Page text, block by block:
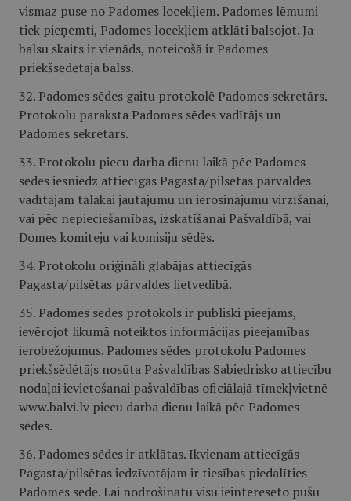
vismaz puse no Padomes locekļiem. Padomes lēmumi
tiek pieņemti, Padomes locekļiem atklāti balsojot. Ja
balsu skaits ir vienāds, noteicošā ir Padomes
priekšsēdētāja balss.
32. Padomes sēdes gaitu protokolē Padomes sekretārs.
Protokolu paraksta Padomes sēdes vadītājs un
Padomes sekretārs.
33. Protokolu piecu darba dienu laikā pēc Padomes
sēdes iesniedz attiecīgās Pagasta/pilsētas pārvaldes
vadītājam tālākai jautājumu un ierosinājumu virzīšanai,
vai pēc nepieciešamības, izskatīšanai Pašvaldībā, vai
Domes komiteju vai komisiju sēdēs.
34. Protokolu oriģināli glabājas attiecīgās
Pagasta/pilsētas pārvaldes lietvedībā.
35. Padomes sēdes protokols ir publiski pieejams,
ievērojot likumā noteiktos informācijas pieejamības
ierobežojumus. Padomes sēdes protokolu Padomes
priekšsēdētājs nosūta Pašvaldības Sabiedrisko attiecību
nodaļai ievietošanai pašvaldības oficiālajā tīmekļvietnē
www.balvi.lv piecu darba dienu laikā pēc Padomes
sēdes.
36. Padomes sēdes ir atklātas. Ikvienam attiecīgās
Pagasta/pilsētas iedzīvotājam ir tiesības piedalīties
Padomes sēdē. Lai nodrošinātu visu ieinteresēto pušu